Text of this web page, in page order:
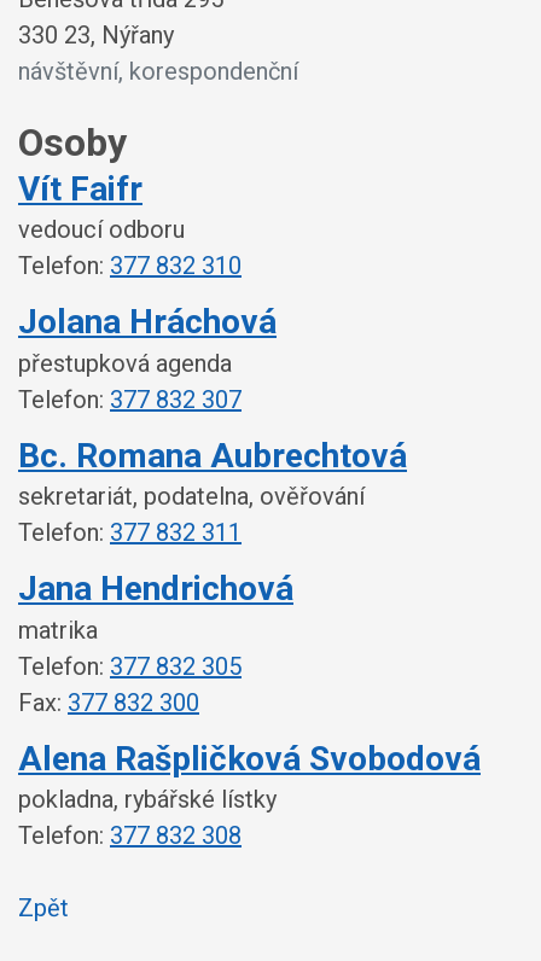
330 23, Nýřany
návštěvní, korespondenční
Osoby
Vít Faifr
vedoucí odboru
Telefon: 377 832 310
Jolana Hráchová
přestupková agenda
Telefon: 377 832 307
Bc. Romana Aubrechtová
sekretariát, podatelna, ověřování
Telefon: 377 832 311
Jana Hendrichová
matrika
Telefon: 377 832 305
Fax: 377 832 300
Alena Rašpličková Svobodová
pokladna, rybářské lístky
Telefon: 377 832 308
Zpět